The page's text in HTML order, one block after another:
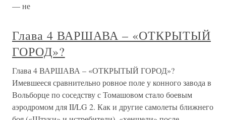
— не
Глава 4 ВАРШАВА – «ОТКРЫТЫЙ
ГОРОД»?
Глава 4 ВАРШАВА – «ОТКРЫТЫЙ ГОРОД»?
Имевшееся сравнительно ровное поле у конного завода в
Вольборце по соседству с Томашовом стало боевым
аэродромом для II/LG 2. Как и другие самолеты ближнего